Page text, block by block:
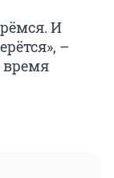
И
–
время